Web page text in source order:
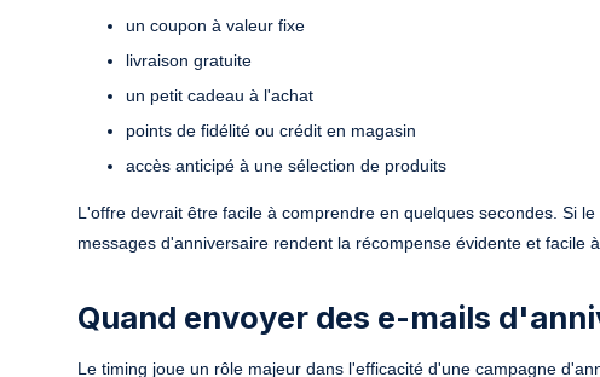
un coupon à valeur fixe
livraison gratuite
un petit cadeau à l'achat
points de fidélité ou crédit en magasin
accès anticipé à une sélection de produits
L'offre devrait être facile à comprendre en quelques secondes. Si
messages d'anniversaire rendent la récompense évidente et facile à
Quand envoyer des e-mails
Le timing joue un rôle majeur dans l'efficacité d'une campagne